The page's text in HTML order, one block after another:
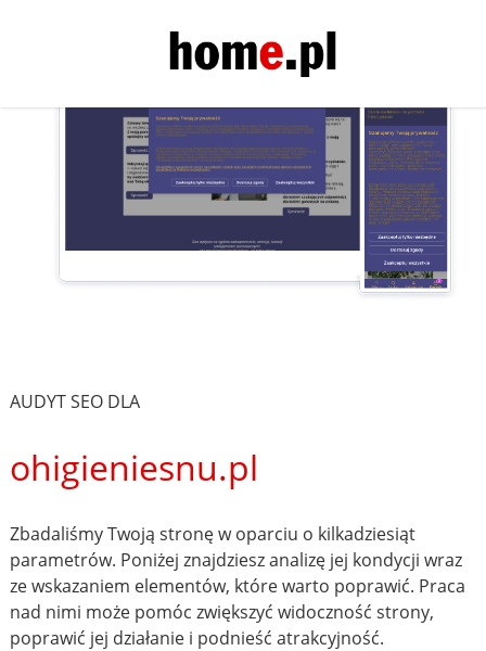
AUDYT SEO DLA
ohigieniesnu.pl
Zbadaliśmy Twoją stronę w oparciu o kilkadziesiąt
parametrów. Poniżej znajdziesz analizę jej kondycji wraz
ze wskazaniem elementów, które warto poprawić. Praca
nad nimi może pomóc zwiększyć widoczność strony,
poprawić jej działanie i podnieść atrakcyjność.